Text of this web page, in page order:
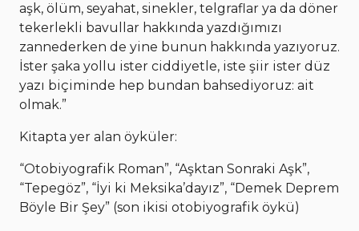
aşk, ölüm, seyahat, sinekler, telgraflar ya da döner
tekerlekli bavullar hakkında yazdığımızı
zannederken de yine bunun hakkında yazıyoruz.
İster şaka yollu ister ciddiyetle, iste şiir ister düz
yazı biçiminde hep bundan bahsediyoruz: ait
olmak.”
Kitapta yer alan öyküler:
“Otobiyografik Roman”, “Aşktan Sonraki Aşk”,
“Tepegöz”, “İyi ki Meksika’dayız”, “Demek Deprem
Böyle Bir Şey” (son ikisi otobiyografik öykü)